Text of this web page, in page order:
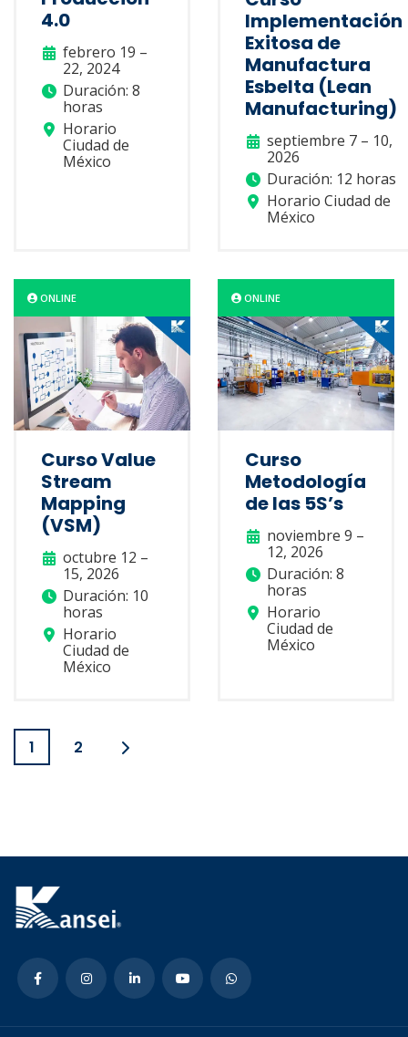
4.0
febrero 19 –
22, 2024
Duración: 8
horas
Horario
Ciudad de
México
Implementación
Exitosa de
Manufactura
Esbelta (Lean
Manufacturing)
septiembre 7 – 10,
2026
Duración: 12 horas
Horario Ciudad de
México
ONLINE
Curso Value
Stream
Mapping
(VSM)
octubre 12 –
15, 2026
Duración: 10
horas
Horario
Ciudad de
México
ONLINE
Curso
Metodología
de las 5S’s
noviembre 9 –
12, 2026
Duración: 8
horas
Horario
Ciudad de
México
1 2